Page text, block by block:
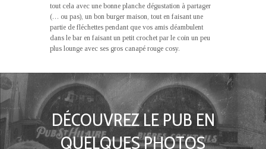
tout cela avec une bonne planche dégustation à partager
(… ou pas), un bon burger maison, tout en faisant une
partie de fléchettes pendant que vos amis déambulent
dans le bar en faisant un petit crochet par le coin un peu
plus lounge avec ses gros canapé rouge cosy.
DÉCOUVREZ LE PUB EN
QUELQUES PHOTOS